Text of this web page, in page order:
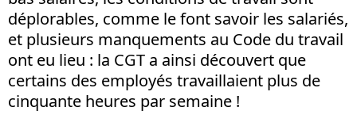
déplorables, comme le font savoir les salariés,
et plusieurs manquements au Code du travail
ont eu lieu : la CGT a ainsi découvert que
certains des employés travaillaient plus de
cinquante heures par semaine !